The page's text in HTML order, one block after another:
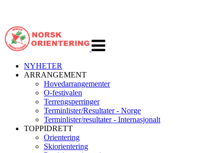
navigasjon
NYHETER
ARRANGEMENT
Hovedarrangementer
O-festivalen
Terrengsperringer
Terminlister/Resultater - Norge
Terminlister/resultater - Internasjonalt
TOPPIDRETT
Orientering
Skiorientering